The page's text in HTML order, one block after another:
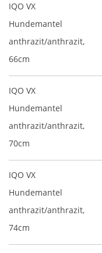
IQO VX
Hundemantel
anthrazit/anthrazit,
66cm
IQO VX
Hundemantel
anthrazit/anthrazit,
70cm
IQO VX
Hundemantel
anthrazit/anthrazit,
74cm